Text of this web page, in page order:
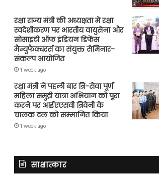
रक्षा राज्य मंत्री की अध्यक्षता में रक्षा
स्वदेशीकरण पर भारतीय वायुसेना और
सोसाइटी ऑफ इंडियन डिफेंस
मैन्युफैक्चरर्स का संयुक्त सेमिनार-
संकल्प आयोजित
1 week ago
रक्षा मंत्री ने पहली बार त्रि-सेवा पूर्ण
महिला समुद्री यात्रा अभियान को पूरा
करने पर आईएएसवी त्रिवेनी के
चालक दल को सम्मानित किया
1 week ago
साक्षात्कार